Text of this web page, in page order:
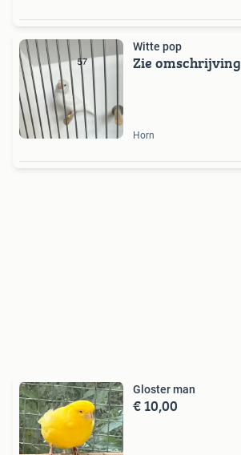
Witte pop
Zie omschrijving
Horn
Gloster man
€ 10,00